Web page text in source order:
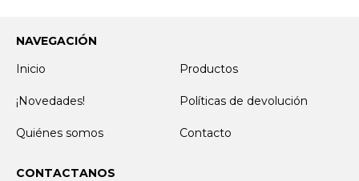
NAVEGACIÓN
Inicio
Productos
¡Novedades! Políticas de devolución
Quiénes somos Contacto
CONTACTANOS